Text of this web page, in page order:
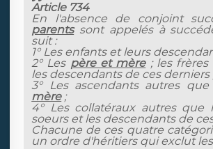
Article 734
En l'absence de conjoint
parentssont appelés à
suit :
1° Les enfants et leurs
2° Les père et mère; les frères
les descendants de ces derniers
3° Les ascendants autres que
mère;
4° Les collatéraux autres que
soeurs et les descendants de
Chacune de ces quatre
un ordre d'héritiers qui exclut